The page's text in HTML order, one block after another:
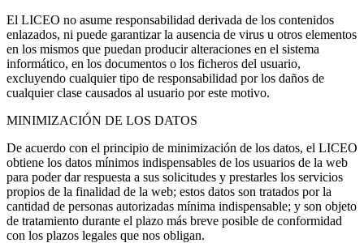
El LICEO no asume responsabilidad derivada de los contenidos
enlazados, ni puede garantizar la ausencia de virus u otros elementos
en los mismos que puedan producir alteraciones en el sistema
informático, en los documentos o los ficheros del usuario,
excluyendo cualquier tipo de responsabilidad por los daños de
cualquier clase causados al usuario por este motivo.
MINIMIZACIÓN DE LOS DATOS
De acuerdo con el principio de minimización de los datos, el LICEO
obtiene los datos mínimos indispensables de los usuarios de la web
para poder dar respuesta a sus solicitudes y prestarles los servicios
propios de la finalidad de la web; estos datos son tratados por la
cantidad de personas autorizadas mínima indispensable; y son objeto
de tratamiento durante el plazo más breve posible de conformidad
con los plazos legales que nos obligan.